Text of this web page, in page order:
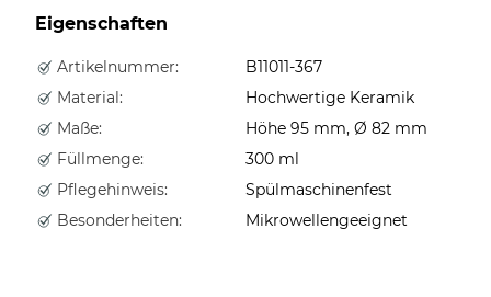
Eigenschaften
Artikelnummer:
B11011-367
Material:
Hochwertige Keramik
Maße:
Höhe 95 mm, Ø 82 mm
Füllmenge:
300 ml
Pflegehinweis:
Spülmaschinenfest
Besonderheiten:
Mikrowellengeeignet